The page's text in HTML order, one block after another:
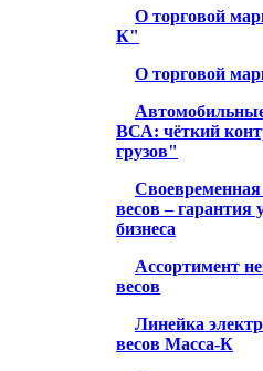
О торговой
К"
О торговой
ВСА: чёткий
грузов"
Своевременная
весов – гарантия
бизнеса
Ассортимент
весов
Линейка
весов Масса-К